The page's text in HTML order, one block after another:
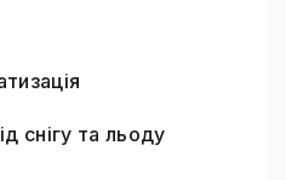
снігу та льоду